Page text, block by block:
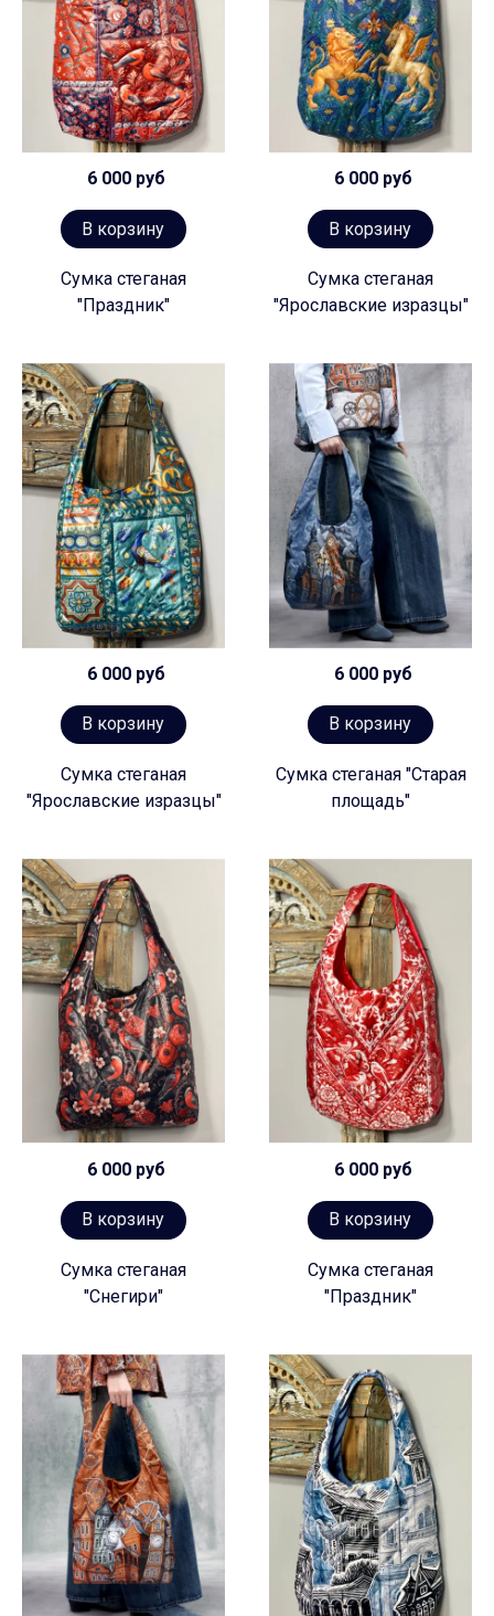
6 000 руб
В корзину
Сумка стеганая
"Праздник"
6 000 руб
В корзину
Сумка стеганая
"Ярославские изразцы"
6 000 руб
В корзину
Сумка стеганая
"Ярославские изразцы"
6 000 руб
В корзину
Сумка стеганая "Старая
площадь"
6 000 руб
В корзину
Сумка стеганая
"Снегири"
6 000 руб
В корзину
Сумка стеганая
"Праздник"